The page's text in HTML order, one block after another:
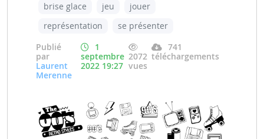
brise glace jeu
jouer
représentation
se présenter
Publié
par
Laurent
Merenne
1
septembre
2022 19:27
2072
vues
741
téléchargements